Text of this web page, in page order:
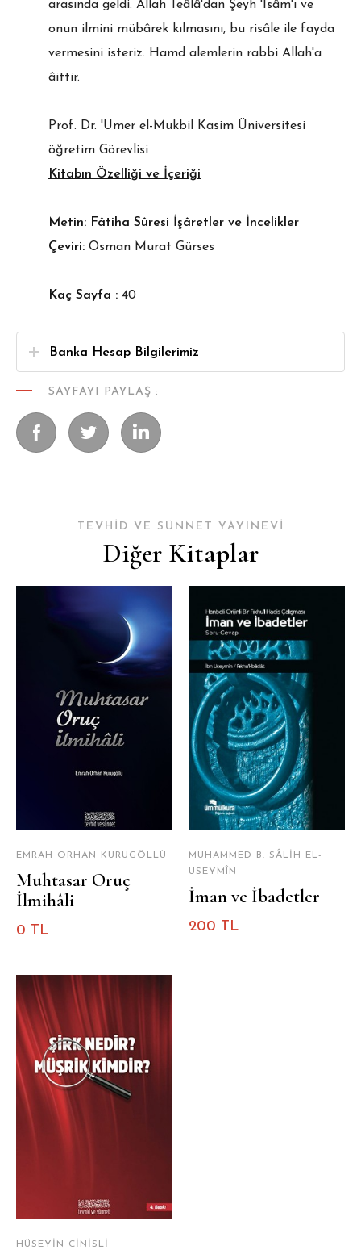
arasında geldi. Allah Teâlâ'dan Şeyh 'İsâm'ı ve
onun ilmini mübârek kılmasını, bu risâle ile fayda
vermesini isteriz. Hamd alemlerin rabbi Allah'a
âittir.
Prof. Dr. 'Umer el-Mukbil Kasim Üniversitesi
öğretim Görevlisi
Kitabın Özelliği ve İçeriği
Metin: Fâtiha Sûresi İşâretler ve İncelikler
Çeviri: Osman Murat Gürses
Kaç Sayfa : 40
Banka Hesap Bilgilerimiz
SAYFAYI PAYLAŞ :
TEVHİD VE SÜNNET YAYINEVİ
Diğer Kitaplar
EMRAH ORHAN KURUGÖLLÜ
Muhtasar Oruç
İlmihâli
0 TL
MUHAMMED B. SÂLIH EL-
USEYMÎN
İman ve İbadetler
200 TL
HÜSEYIN CINISLI